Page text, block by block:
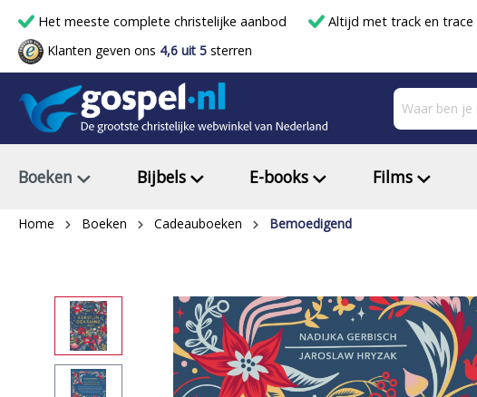
Het meeste complete christelijke aanbod Altijd met track en trace
Klanten geven ons 4,6 uit 5 sterren
Boeken Bijbels E-books Films
Home Boeken Cadeauboeken Bemoedigend